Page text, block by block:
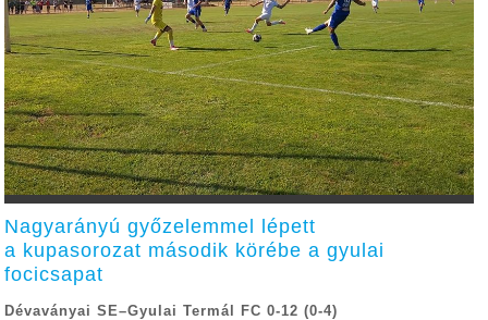
Nagyarányú győzelemmel lépett
a kupasorozat második körébe a gyulai
focicsapat
Dévaványai SE–Gyulai Termál FC 0-12 (0-4)